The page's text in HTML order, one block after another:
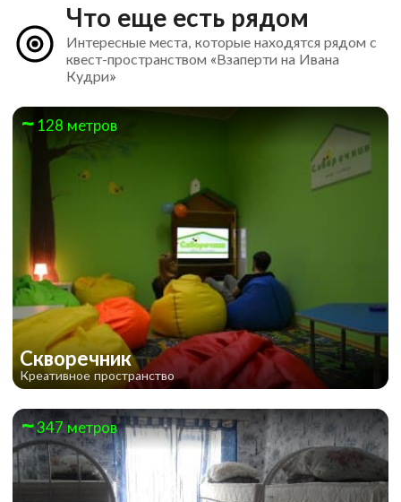
Джуманджи
Однажды в Техасе
Что еще есть рядом
Интересные места, которые находятся рядом с
квест-пространством «Взаперти на Ивана
Кудри»
128 метров
Скворечник
Креативное пространство
347 метров